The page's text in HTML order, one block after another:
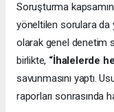
Soruşturma
yöneltilen sorulara da
olarak genel denetim
birlikte, “İhalelerde
savunmasını yaptı.
raporları sonrasında